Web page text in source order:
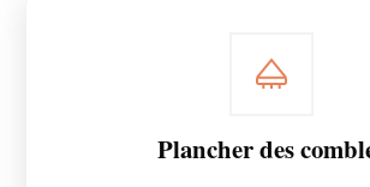
Plancher des